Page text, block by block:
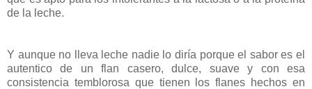
de la leche.
Y aunque no lleva leche nadie lo diría porque el sabor es el
autentico de un flan casero, dulce, suave y con esa
consistencia temblorosa que tienen los flanes hechos en